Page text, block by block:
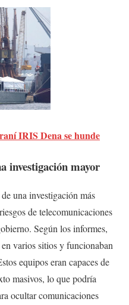
IRIS Dena se hunde
investigación mayor
una investigación más
de telecomunicaciones
Según los informes,
varios sitios y funcionaban
equipos eran capaces de
masivos, lo que podría
ocultar comunicaciones